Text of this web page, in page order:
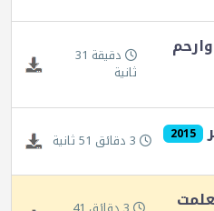
دقيقة 31
ثانية
2015 3 دقائق 51 ثانية